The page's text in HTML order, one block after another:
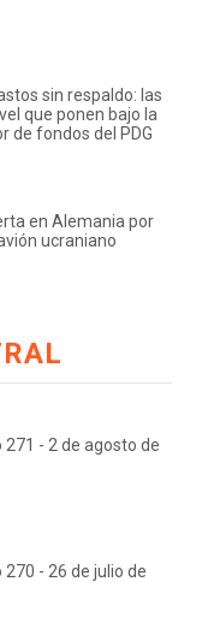
sin respaldo: las
que ponen bajo la
de fondos del PDG
en Alemania por
ucraniano
271 - 2 de agosto de
- 26 de julio de